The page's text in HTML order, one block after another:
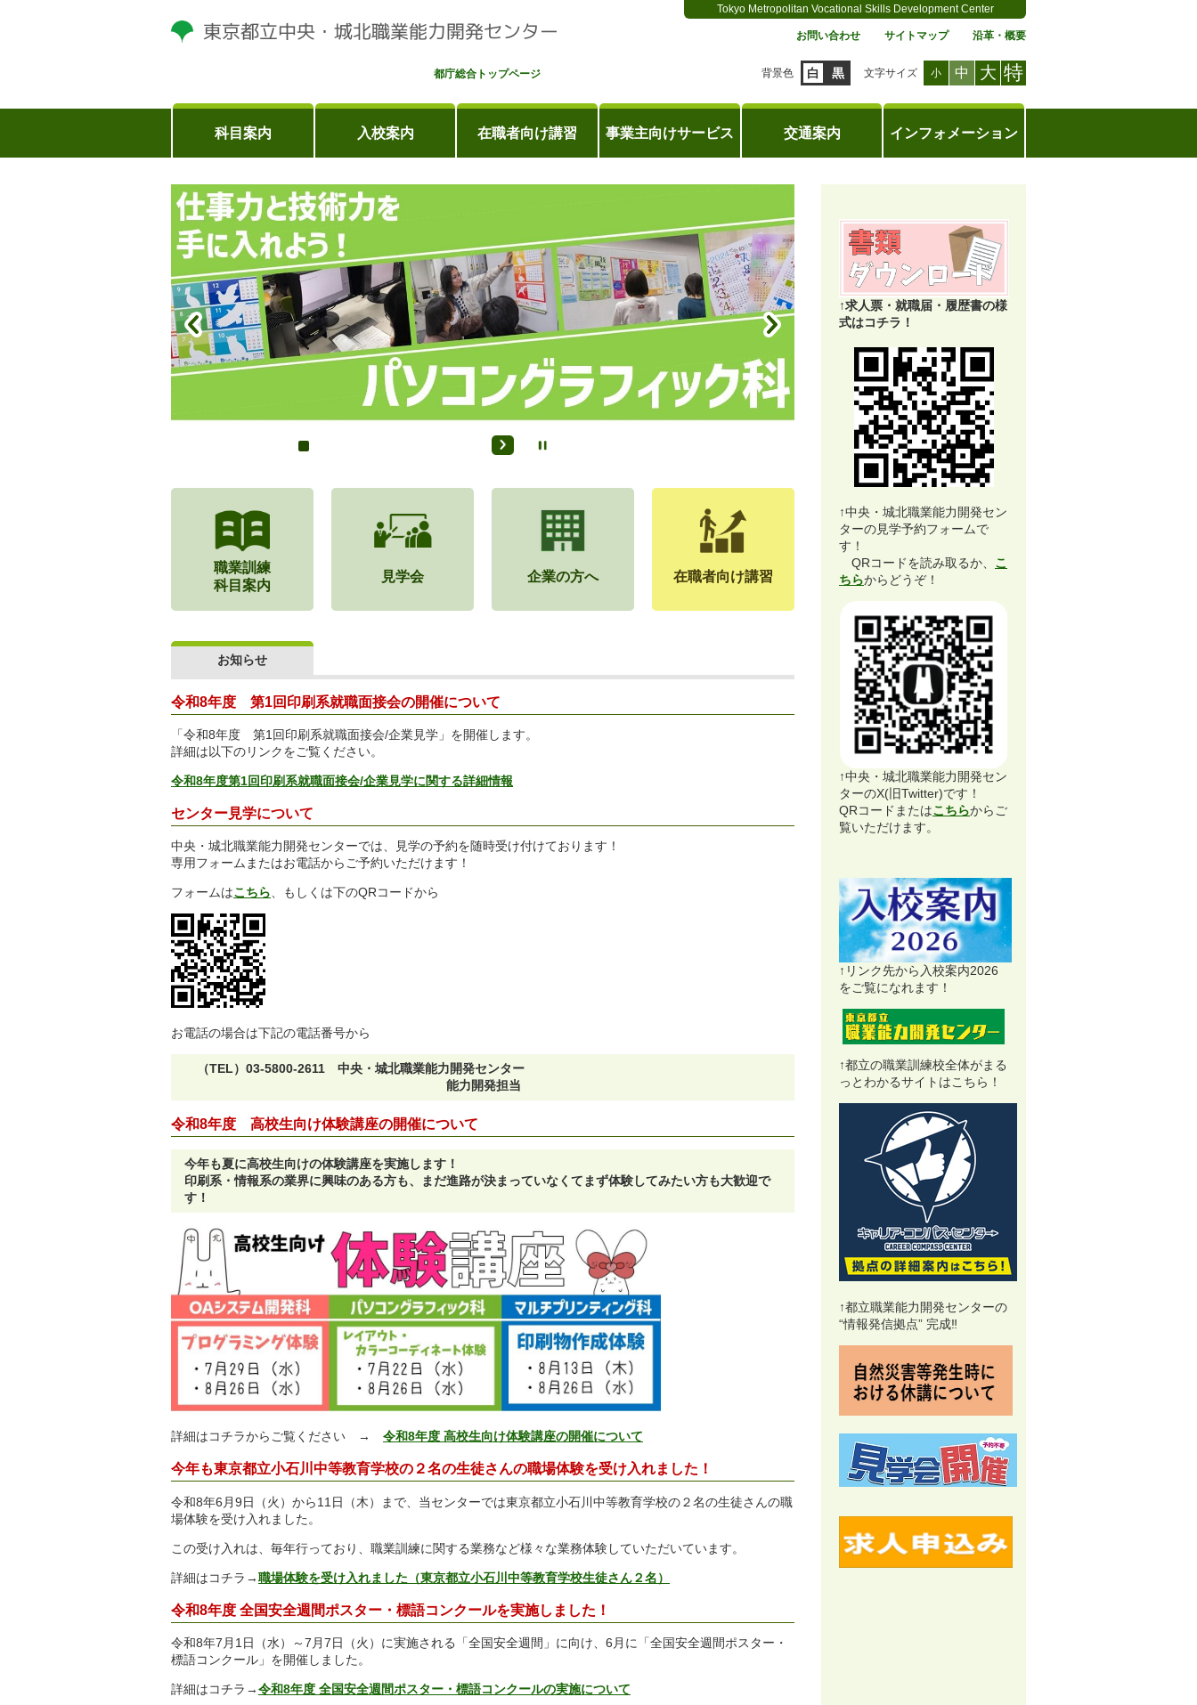
Tokyo Metropolitan Vocational Skills Development Center
科目案内 入校案内 在職者向け講習 事業主向けサービス 交通案内 インフォメーション
背景色 白 黒 文字サイズ 小 中 大 特
お問い合わせ サイトマップ 沿革・概要
都庁総合トップページ
職業訓練
科目案内
見学会 企業の方へ 在職者向け講習
お知らせ
令和8年度 第1回印刷系就職面接会の開催について
「令和8年度 第1回印刷系就職面接会/企業見学」を開催します。
詳細は以下のリンクをご覧ください。
令和8年度第1回印刷系就職面接会/企業見学に関する詳細情報
センター見学について
中央・城北職業能力開発センターでは、見学の予約を随時受け付けております！
専用フォームまたはお電話からご予約いただけます！
フォームはこちら、もしくは下のQRコードから
お電話の場合は下記の電話番号から
（TEL）03-5800-2611 中央・城北職業能力開発センター
能力開発担当
令和8年度 高校生向け体験講座の開催について
今年も夏に高校生向けの体験講座を実施します！
印刷系・情報系の業界に興味のある方も、まだ進路が決まっていなくてまず体験してみたい方も大歓迎で
す！
詳細はコチラからご覧ください → 令和8年度 高校生向け体験講座の開催について
今年も東京都立小石川中等教育学校の２名の生徒さんの職場体験を受け入れました！
令和8年6月9日（火）から11日（木）まで、当センターでは東京都立小石川中等教育学校の２名の生徒さんの職
場体験を受け入れました。
この受け入れは、毎年行っており、職業訓練に関する業務など様々な業務体験していただいています。
詳細はコチラ→職場体験を受け入れました（東京都立小石川中等教育学校生徒さん２名）
令和8年度 全国安全週間ポスター・標語コンクールを実施しました！
令和8年7月1日（水）～7月7日（火）に実施される「全国安全週間」に向け、6月に「全国安全週間ポスター・
標語コンクール」を開催しました。
詳細はコチラ→令和8年度 全国安全週間ポスター・標語コンクールの実施について
↑求人票・就職届・履歴書の様
式はコチラ！
↑中央・城北職業能力開発セン
ターの見学予約フォームで
す！
QRコードを読み取るか、 こ
ちらからどうぞ！
↑中央・城北職業能力開発セン
ターのX(旧Twitter)です！
QRコードまたはこちらからご
覧いただけます。
↑リンク先から入校案内2026
をご覧になれます！
↑都立の職業訓練校全体がまる
っとわかるサイトはこちら！
↑都立職業能力開発センターの
“情報発信拠点” 完成‼